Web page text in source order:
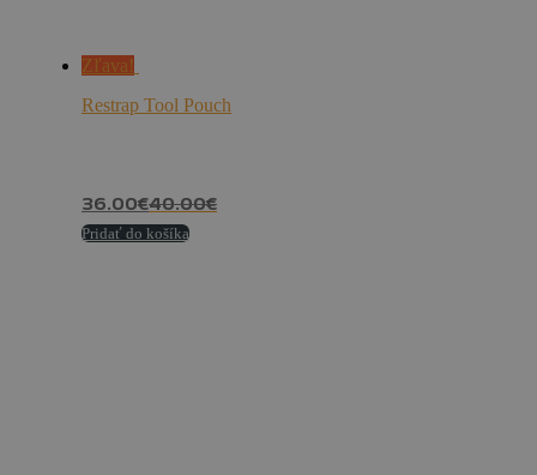
Zľava!
Restrap Tool Pouch
36.00€40.00€
Pridať do košíka